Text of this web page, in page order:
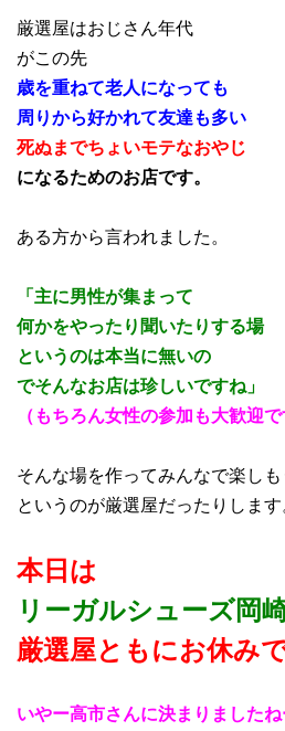
厳選屋はおじさん年代
がこの先
歳を重ねて老人になっても
周りから好かれて友達も多い
死ぬまでちょいモテなおやじ
になるためのお店です。
ある方から言われました。
「主に男性が集まって
何かをやったり聞いたりする場
というのは本当に無いの
でそんなお店は珍しいですね」
（もちろん女性の参加も大歓迎で
そんな場を作ってみんなで楽しも
というのが厳選屋だったりします
本日は
リーガルシューズ岡
厳選屋ともにお休み
いやー高市さんに決まりましたね